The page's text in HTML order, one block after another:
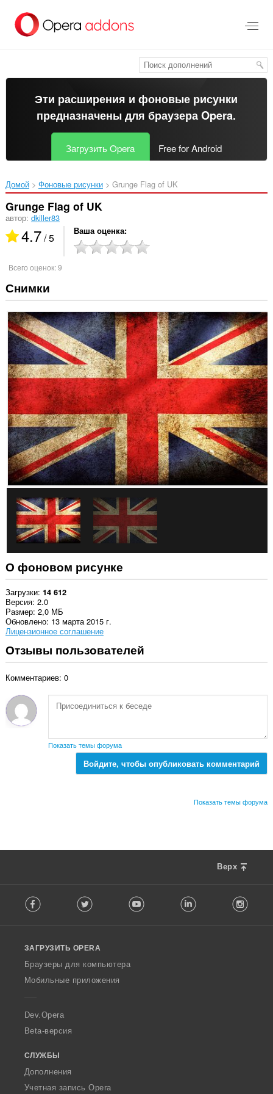
перейти
Эти расширения и фоновые рисунки
предназначены длябраузера Opera.
Загрузить Opera Free for Android
Домой Фоновые рисунки Grunge Flag of UK‎
Grunge Flag of UK
автор: dkiller83
4.7/ 5 Ваша оценка
Всего оценок:9
Снимки
О фоновом рисунке
Загрузки 14 612
Версия 2.0
Размер 2,0 МБ
Обновлено 13 марта 2015 г.
Лицензионное соглашение
Отзывы пользователей
Комментариев: 0
Показать темы форума
Войдите, чтобы опубликовать комментарий
Показать темы форума
Верх
o
w
O
p
a
Facebook Twitter Youtube LinkedIn
ЗАГРУЗИТЬ OPERA
Браузеры для компьютера
Мобильные приложения
Dev.Opera
Beta-версия
СЛУЖБЫ
Дополнения
Учетная запись Opera